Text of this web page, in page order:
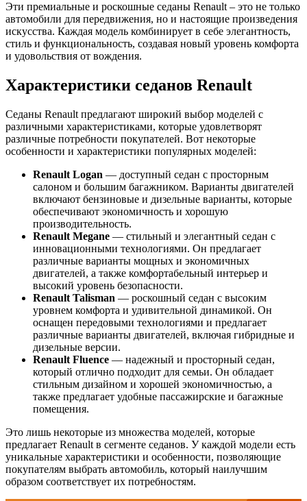
Эти премиальные и роскошные седаны Renault – это не только
автомобили для передвижения, но и настоящие произведения
искусства. Каждая модель комбинирует в себе элегантность,
стиль и функциональность, создавая новый уровень комфорта
и удовольствия от вождения.
Характеристики седанов Renault
Седаны Renault предлагают широкий выбор моделей с
различными характеристиками, которые удовлетворят
различные потребности покупателей. Вот некоторые
особенности и характеристики популярных моделей:
Renault Logan — доступный седан с просторным
салоном и большим багажником. Варианты двигателей
включают бензиновые и дизельные варианты, которые
обеспечивают экономичность и хорошую
производительность.
Renault Megane — стильный и элегантный седан с
инновационными технологиями. Он предлагает
различные варианты мощных и экономичных
двигателей, а также комфортабельный интерьер и
высокий уровень безопасности.
Renault Talisman — роскошный седан с высоким
уровнем комфорта и удивительной динамикой. Он
оснащен передовыми технологиями и предлагает
различные варианты двигателей, включая гибридные и
дизельные версии.
Renault Fluence — надежный и просторный седан,
который отлично подходит для семьи. Он обладает
стильным дизайном и хорошей экономичностью, а
также предлагает удобные пассажирские и багажные
помещения.
Это лишь некоторые из множества моделей, которые
предлагает Renault в сегменте седанов. У каждой модели есть
уникальные характеристики и особенности, позволяющие
покупателям выбрать автомобиль, который наилучшим
образом соответствует их потребностям.